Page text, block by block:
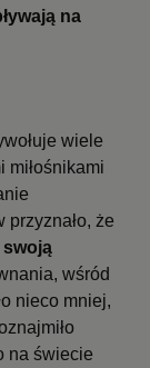
na
wiele
miłośnikami
że
swoją
wśród
nieco mniej,
na świecie